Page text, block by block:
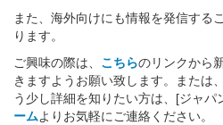
また、海外向けにも情報を発信する
ります。
ご興味の際は、 こちらのリンクから
きますようお願い致します。または
う少し詳細を知りたい方は、[ジャパ
ームよりお気軽にご連絡ください。